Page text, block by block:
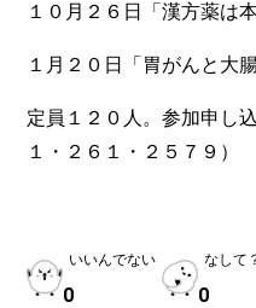
１０月２６日「漢方薬は
１月２０日「胃がんと大
定員１２０人。参加申し
１・２６１・２５７９）
いいんでない
0
なして
0